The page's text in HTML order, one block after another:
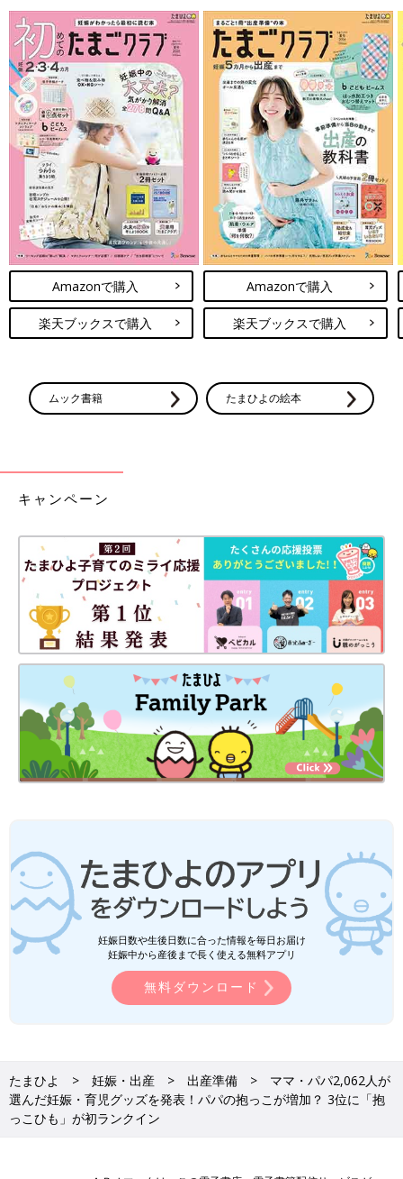
メーカー別
離乳食 ブレン
ダー部門
メーカー別
BRUNO
マルチスティックブレ
ンダー
離乳初期・中期
ベビーフード部
門
アサヒグループ食
品
和光堂 手作り応援
育児用ミルク部
門
明治 明治ほほえみ
メリー・ジム部
門
タカラトミー
くまのプーさん えら
べる回転6WAYジムに
へんしんメリー
洗濯機部門 メ
ーカー別
パナソニック
空気清浄機部門
メーカー別
シャープ
自動車部門
ーサーバー部門
ター
赤ちゃん乗せ自
転車部門
ブリヂストンサイ
クル
bikkeシリーズ
学資保険部門 ソニー生命
＜たまひよ赤ちゃんグッズ大賞2024調査概要＞
たまひよ読者のママ・パパ約2000人を対象にご自身やパートナ
ーが妊娠・出産・育児生活の中で「実際に使ってよかった」と思
う商品・サービスについてアンケートを実施し、回答結果をたま
・調査対象者 全国の生後０か月～1才6か月のお子さまを持つマ
マ・パパ（『たまごクラブ』『ひよこクラブ』購読経験者）
・有効回答数 2,062人（ママ1,649人・パパ413人）
・調査内容 「実際に使ってよかった」と思う商品・サービス
中期のたまごクラブ 2024年冬号
Amazonで購入
楽天ブックスで購入
Amazonで購入
楽天ブックスで購入
ムック書籍 たまひよの絵本
キャンペーン
妊娠日数や生後日数に合った情報を毎日お届け
妊娠中から産後まで長く使える無料アプリ
無料ダウンロード
たまひよ 妊娠・出産 出産準備
ママ・パパ2,062人が
選んだ妊娠・育児グッズを発表！パパの抱っこが増加？ 3位に「抱
っこひも」が初ランクイン